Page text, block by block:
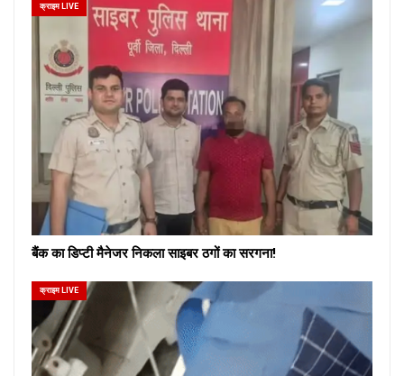
क्राइम LIVE
बैंक का डिप्टी मैनेजर निकला साइबर ठगों का सरगना!
क्राइम LIVE